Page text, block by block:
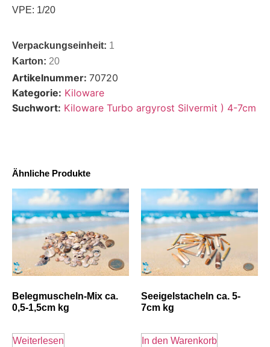
VPE: 1/20
Verpackungseinheit: 1
Karton: 20
Artikelnummer: 70720
Kategorie: Kiloware
Suchwort: Kiloware Turbo argyrost Silvermit ) 4-7cm
Ähnliche Produkte
Belegmuscheln-Mix ca.
0,5-1,5cm kg
Weiterlesen
Seeigelstacheln ca. 5-
7cm kg
In den Warenkorb